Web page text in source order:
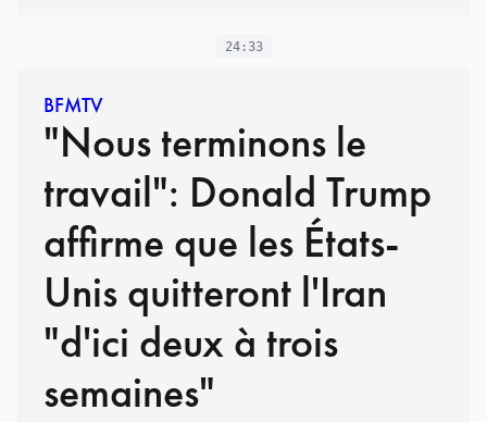
24:33
BFMTV
"Nous terminons le
travail": Donald Trump
affirme que les États-
Unis quitteront l'Iran
"d'ici deux à trois
semaines"